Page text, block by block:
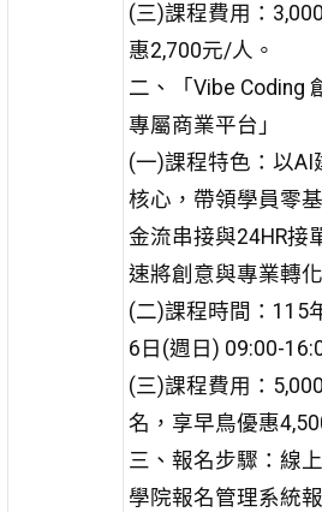
(三)課程費用：
惠2,700元/人。
二、「Vibe Coding
專屬商業平台」
(一)課程特色：以AI
核心，帶領學員零
金流串接與24HR接
速將創意與專業轉
(二)課程時間：115
6日(週日) 09:00-
(三)課程費用：
名，享早鳥優惠
三、報名步驟：線
學院報名管理系統